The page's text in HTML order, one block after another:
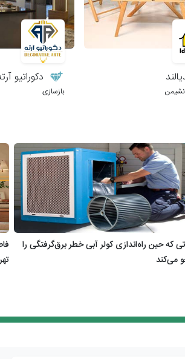
دکوراتیو
بازسازی
که حین راه‌اندازی کولر آبی خطر برق‌گرفتگی را
می‌کند